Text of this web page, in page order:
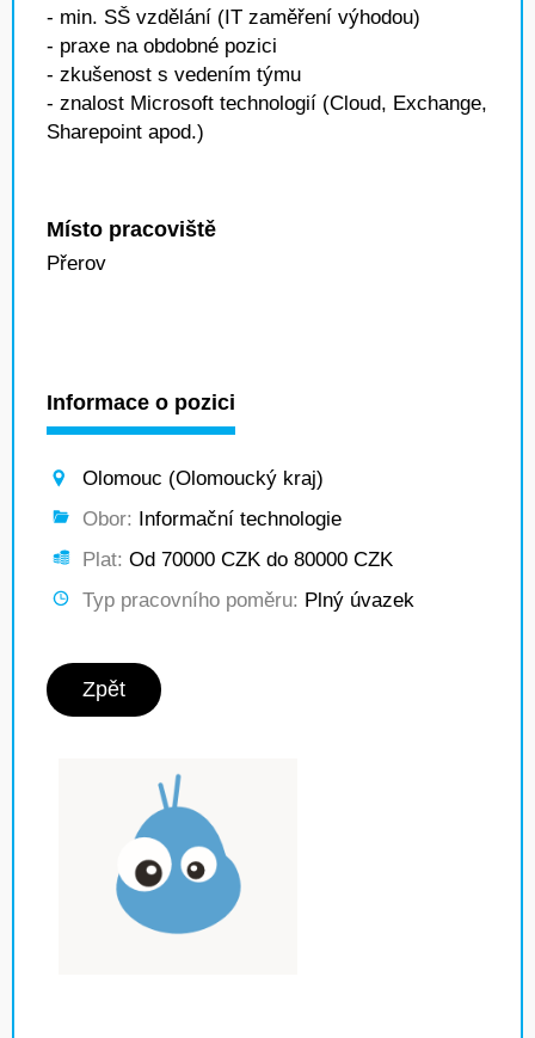
- min. SŠ vzdělání (IT zaměření výhodou)
- praxe na obdobné pozici
- zkušenost s vedením týmu
- znalost Microsoft technologií (Cloud, Exchange,
Sharepoint apod.)
Místo pracoviště
Přerov
Informace o pozici
Olomouc (Olomoucký kraj)
Obor: Informační technologie
Plat: Od 70000 CZK do 80000 CZK
Typ pracovního poměru: Plný úvazek
Zpět